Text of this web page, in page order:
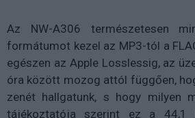
Az NW-A306 természetesen
formátumot kezel az MP3-tól a
egészen az Apple Losslessig, az
óra között mozog attól függően,
zenét hallgatunk, s hogy milyen
tájékoztatója szerint ez a 44,1